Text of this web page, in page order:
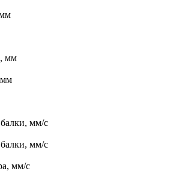
мм
мм/с
мм/с
мм/с